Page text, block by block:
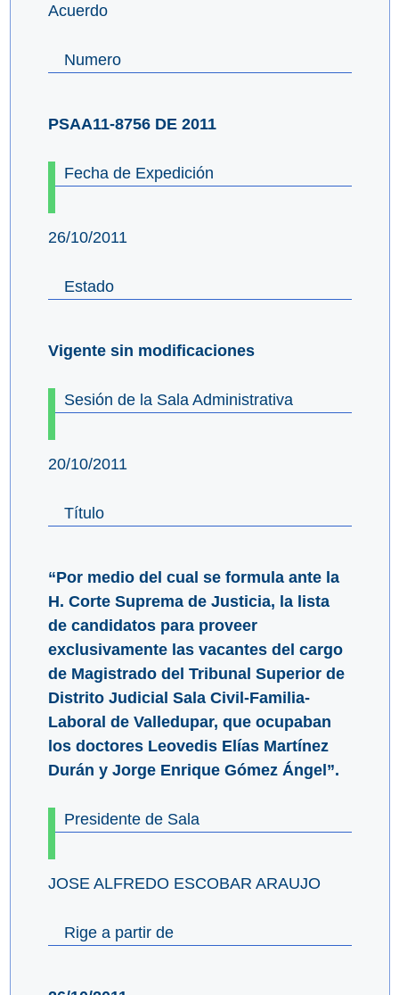
Acuerdo
Numero
PSAA11-8756 DE 2011
Fecha de Expedición
26/10/2011
Estado
Vigente sin modificaciones
Sesión de la Sala Administrativa
20/10/2011
Título
“Por medio del cual se formula ante la
H. Corte Suprema de Justicia, la lista
de candidatos para proveer
exclusivamente las vacantes del cargo
de Magistrado del Tribunal Superior de
Distrito Judicial Sala Civil-Familia-
Laboral de Valledupar, que ocupaban
los doctores Leovedis Elías Martínez
Durán y Jorge Enrique Gómez Ángel”.
Presidente de Sala
JOSE ALFREDO ESCOBAR ARAUJO
Rige a partir de